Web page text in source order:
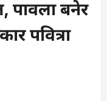
पावला बनेर
पवित्रा